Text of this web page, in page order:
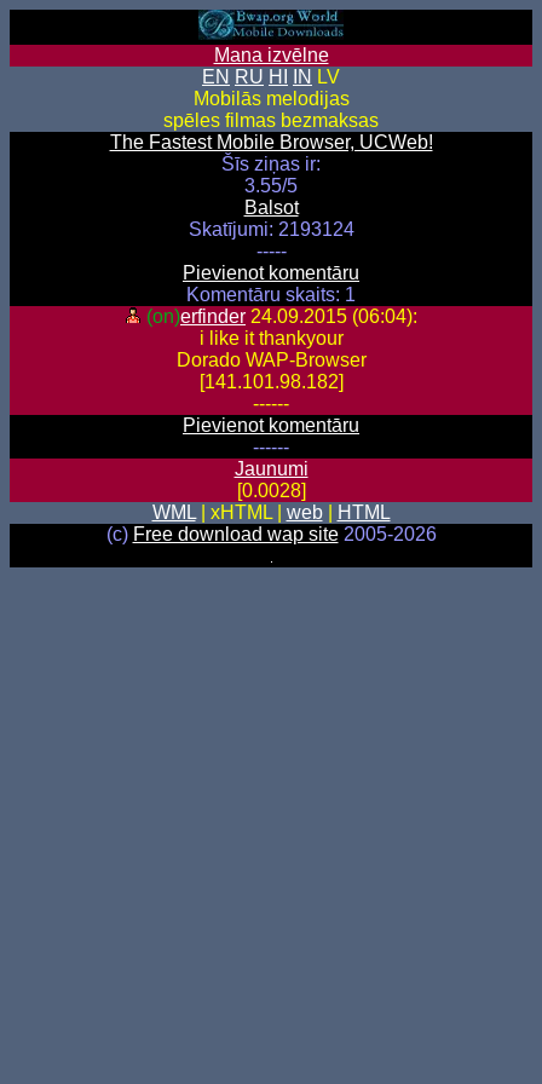
Mana izvēlne
EN RU HI IN LV
Mobilās melodijas
spēles filmas bezmaksas
The Fastest Mobile Browser, UCWeb!
Šīs ziņas ir:
3.55/5
Balsot
Skatījumi: 2193124
-----
Pievienot komentāru
Komentāru skaits: 1
(on)erfinder 24.09.2015 (06:04):
i like it thankyour
Dorado WAP-Browser
[141.101.98.182]
------
Pievienot komentāru
------
Jaunumi
[0.0028]
WML| xHTML | web|
HTML
(c) Free download wap site2005-2026